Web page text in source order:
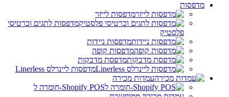
מדפסות
מדפסות לייזר
מדפסות לתגים וכרטיסי
פלסטיק
מדפסות ניידות
מדפסות קופה
מדפסת מדבקות
מדפסות ליינרלס Linerless
עמדות מכירה
Shopify POS-חומרה ל